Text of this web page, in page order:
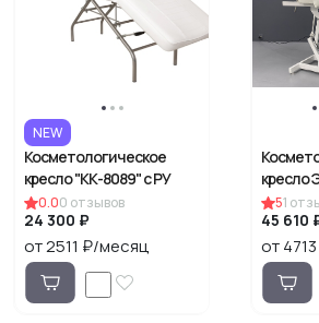
NEW
Косметологическое
кресло "КК-8089" с РУ
0.00 отзывов
24 300 ₽
от 2511 ₽/месяц
кресло
51
45 610
от